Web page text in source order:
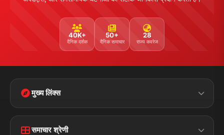
40K+
दैनिक दर्शक
50+
दैनिक समाचार
28
राज्य कवरेज
मुख्य लिंक्स
Home Contact Us
समाचार श्रेणी